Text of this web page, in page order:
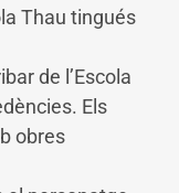
Thau tingués
de l’Escola
Els
obres